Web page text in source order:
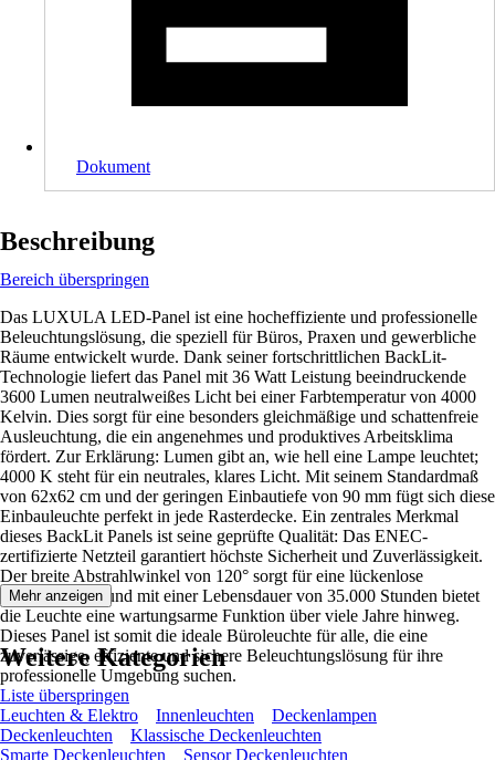
Dokument
Beschreibung
Bereich überspringen
Das LUXULA LED-Panel ist eine hocheffiziente und professionelle
Beleuchtungslösung, die speziell für Büros, Praxen und gewerbliche
Räume entwickelt wurde. Dank seiner fortschrittlichen BackLit-
Technologie liefert das Panel mit 36 Watt Leistung beeindruckende
3600 Lumen neutralweißes Licht bei einer Farbtemperatur von 4000
Kelvin. Dies sorgt für eine besonders gleichmäßige und schattenfreie
Ausleuchtung, die ein angenehmes und produktives Arbeitsklima
fördert. Zur Erklärung: Lumen gibt an, wie hell eine Lampe leuchtet;
4000 K steht für ein neutrales, klares Licht. Mit seinem Standardmaß
von 62x62 cm und der geringen Einbautiefe von 90 mm fügt sich diese
Einbauleuchte perfekt in jede Rasterdecke. Ein zentrales Merkmal
dieses BackLit Panels ist seine geprüfte Qualität: Das ENEC-
zertifizierte Netzteil garantiert höchste Sicherheit und Zuverlässigkeit.
Der breite Abstrahlwinkel von 120° sorgt für eine lückenlose
Ausleuchtung, und mit einer Lebensdauer von 35.000 Stunden bietet
die Leuchte eine wartungsarme Funktion über viele Jahre hinweg.
Dieses Panel ist somit die ideale Büroleuchte für alle, die eine
zuverlässige, effiziente und sichere Beleuchtungslösung für ihre
professionelle Umgebung suchen.
Mehr anzeigen
Weitere Kategorien
Liste überspringen
Leuchten & Elektro
Innenleuchten
Deckenlampen
Deckenleuchten
Klassische Deckenleuchten
Smarte Deckenleuchten
Sensor Deckenleuchten